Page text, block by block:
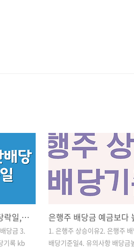
KB금융 기말배당금, 배당락일,하나금융 결산배당
당금 3.
기록 kb
1. 은행주 상승이유2. 은행주
배당기준일4. 유의사항 배당금